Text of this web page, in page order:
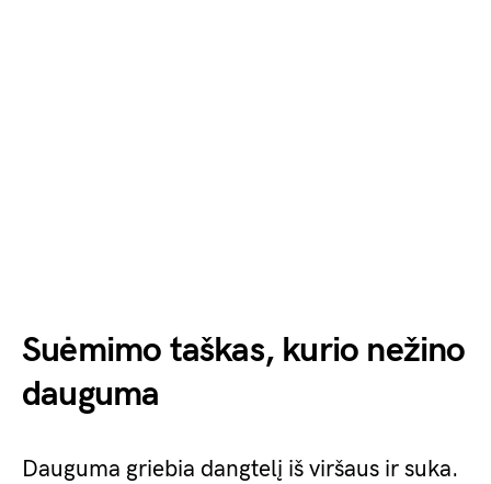
Suėmimo taškas, kurio nežino
dauguma
Dauguma griebia dangtelį iš viršaus ir suka.